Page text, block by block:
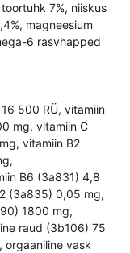
7%, niiskus
magneesium
6 rasvhapped
500 RÜ, vitamiin
mg, vitamiin C
vitamiin B2
B6 (3a831) 4,8
(3a835) 0,05 mg,
1800 mg,
raud (3b106) 75
vask